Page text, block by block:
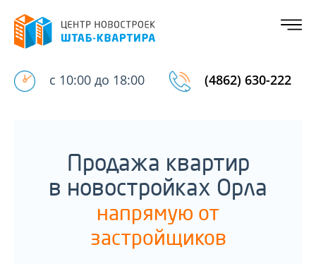
с 10:00 до 18:00 (4862) 630-222
Продажа квартир
в новостройках Орла
напрямую от
застройщиков